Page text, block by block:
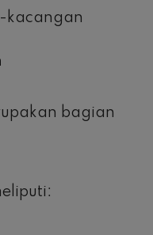
kacangan
bagian